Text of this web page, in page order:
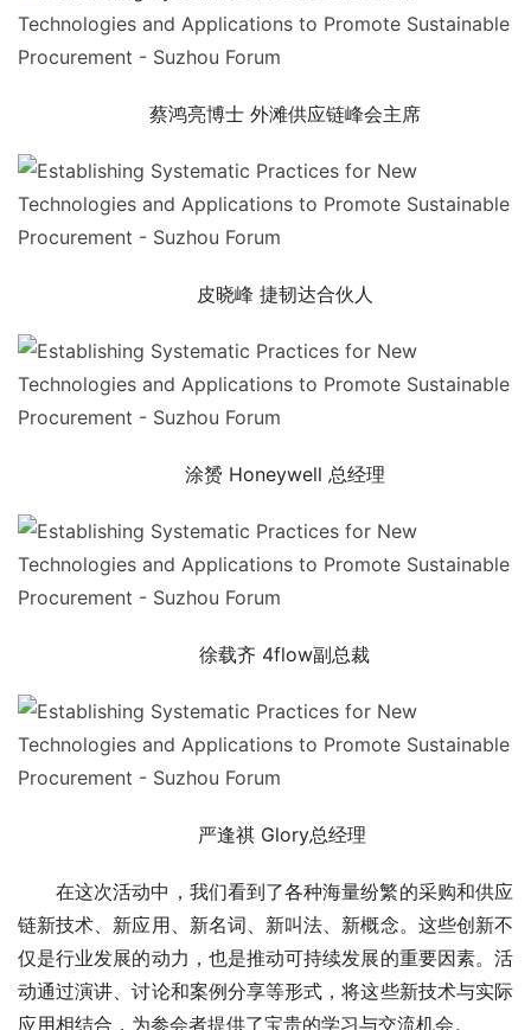
蔡鸿亮博士 外滩供应链峰会主席
皮晓峰 捷韧达合伙人
涂赟 Honeywell 总经理
徐载齐 4flow副总裁
严逢祺 Glory总经理
在这次活动中，我们看到了各种海量纷繁的采购和供应
链新技术、新应用、新名词、新叫法、新概念。这些创新不
仅是行业发展的动力，也是推动可持续发展的重要因素。活
动通过演讲、讨论和案例分享等形式，将这些新技术与实际
应用相结合，为参会者提供了宝贵的学习与交流机会。